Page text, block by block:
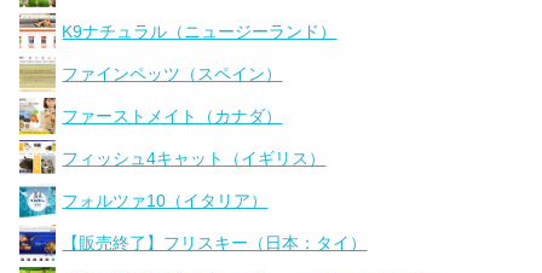
K9ナチュラル（ニュージーランド）
ファインペッツ（スペイン）
ファーストメイト（カナダ）
フィッシュ4キャット（イギリス）
フォルツァ10（イタリア）
【販売終了】フリスキー（日本：タイ）